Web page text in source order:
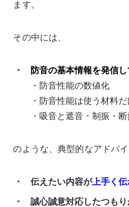
ます。
その中には、
防音の基本情報を発信
・防音性能の数値化
・防音性能は使う材料
・吸音と遮音・制振・
のような、典型的なアドバ
伝えたい内容が上手く
誠心誠意対応したつも